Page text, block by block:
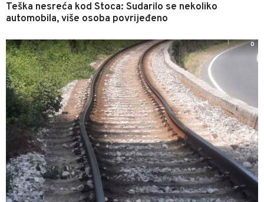
Teška nesreća kod Stoca: Sudarilo se nekoliko
automobila, više osoba povrijeđeno
0